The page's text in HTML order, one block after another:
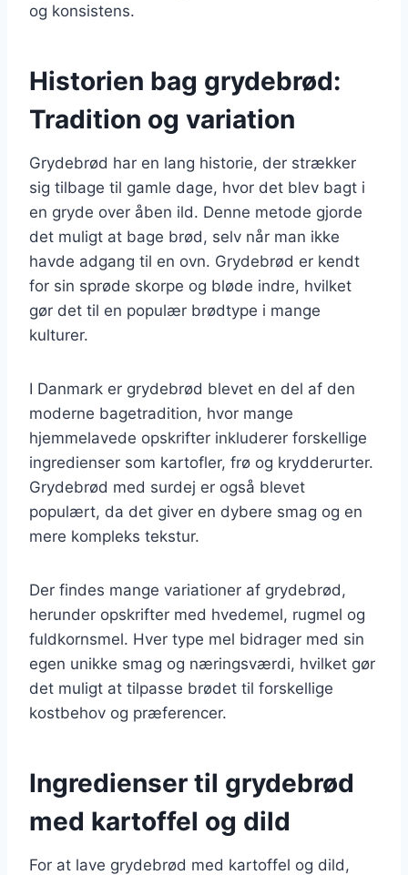
og konsistens.
Historien bag grydebrød:
Tradition og variation
Grydebrød har en lang historie, der strækker
sig tilbage til gamle dage, hvor det blev bagt i
en gryde over åben ild. Denne metode gjorde
det muligt at bage brød, selv når man ikke
havde adgang til en ovn. Grydebrød er kendt
for sin sprøde skorpe og bløde indre, hvilket
gør det til en populær brødtype i mange
kulturer.
I Danmark er grydebrød blevet en del af den
moderne bagetradition, hvor mange
hjemmelavede opskrifter inkluderer forskellige
ingredienser som kartofler, frø og krydderurter.
Grydebrød med surdej er også blevet
populært, da det giver en dybere smag og en
mere kompleks tekstur.
Der findes mange variationer af grydebrød,
herunder opskrifter med hvedemel, rugmel og
fuldkornsmel. Hver type mel bidrager med sin
egen unikke smag og næringsværdi, hvilket gør
det muligt at tilpasse brødet til forskellige
kostbehov og præferencer.
Ingredienser til grydebrød
med kartoffel og dild
For at lave grydebrød med kartoffel og dild,